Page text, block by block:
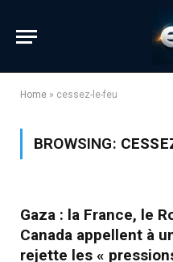
Home » cessez-le-feu
BROWSING:
Gaza : la France, le
Canada appellent à
rejette les «